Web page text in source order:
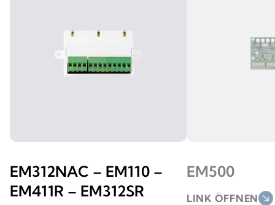
EM312NAC – EM110 –
EM411R – EM312SR
EM500
LINK ÖFFNEN south_east